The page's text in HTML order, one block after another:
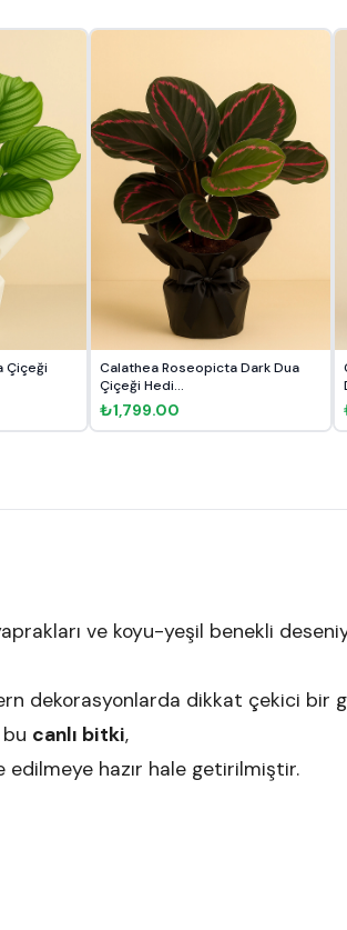
Çiçeği
Calathea Roseopicta Dark Dua
Çiçeği Hedi...
₺1,799.00
ve koyu-yeşil benekli
dekorasyonlarda dikkat çekici bir
canlı bitki,
hazır hale getirilmiştir.